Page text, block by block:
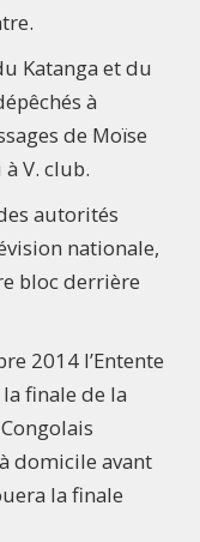
Katanga et du
à
de Moïse
V. club.
autorités
nationale,
bloc derrière
2014 l’Entente
finale de la
domicile avant
la finale